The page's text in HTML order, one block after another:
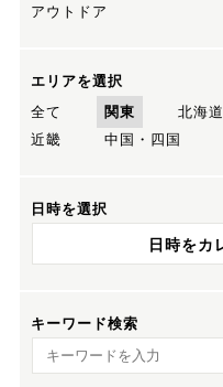
アウトドア
エリアを選択
全て
関東 北海
近畿
中国・四国
日時を選択
日時をカ
キーワード検索
キーワード検索